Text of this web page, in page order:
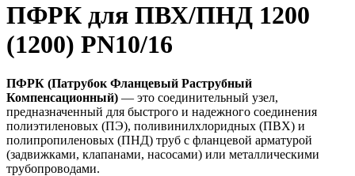
ПФРК для ПВХ/ПНД 1200
(1200) PN10/16
ПФРК (Патрубок Фланцевый Раструбный
Компенсационный) — это соединительный узел,
предназначенный для быстрого и надежного соединения
полиэтиленовых (ПЭ), поливинилхлоридных (ПВХ) и
полипропиленовых (ПНД) труб с фланцевой арматурой
(задвижками, клапанами, насосами) или металлическими
трубопроводами.